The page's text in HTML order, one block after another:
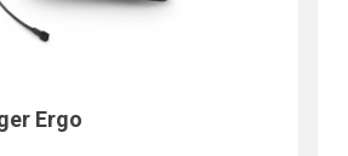
Ergo